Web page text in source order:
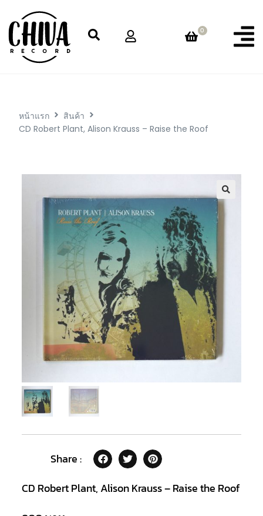
0
หน้าแรก
สินค้า
CD Robert Plant, Alison Krauss – Raise the Roof
Share :
CD Robert Plant, Alison Krauss – Raise the Roof